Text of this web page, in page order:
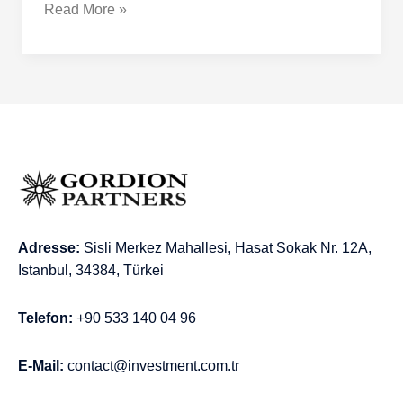
Read More »
Adresse: Sisli Merkez Mahallesi, Hasat Sokak Nr. 12A,
Istanbul, 34384, Türkei
Telefon: +90 533 140 04 96
E-Mail: contact@investment.com.tr